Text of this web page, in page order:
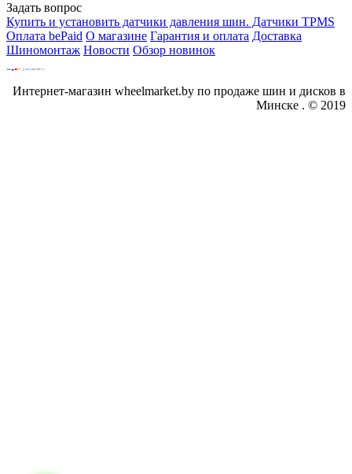
Задать вопрос
Купить и установить датчики давления шин. Датчики TPMS
Оплата bePaid О магазине Гарантия и оплата Доставка
Шиномонтаж Новости Обзор новинок
Интернет-магазин wheelmarket.by по продаже шин и дисков в
Минске . © 2019